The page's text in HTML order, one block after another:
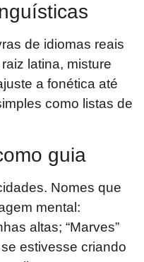
de idiomas reais
latina, misture
a fonética até
como listas de
guia
Nomes que
mental:
altas; “Marves”
estivesse criando